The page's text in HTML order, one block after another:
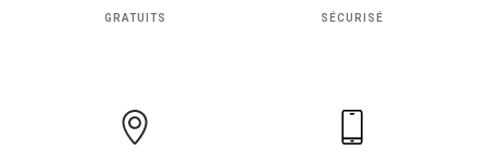
GRATUITS SÉCURISÉ